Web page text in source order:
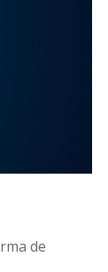
de